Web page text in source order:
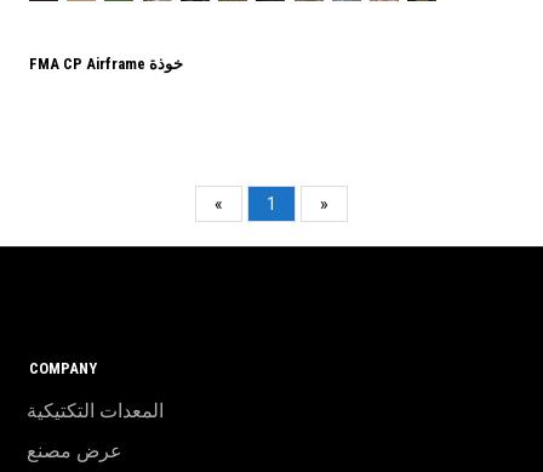
FMA CP Airframe خوذة
« 1 »
COMPANY
المعدات التكتيكية
عرض مصنع